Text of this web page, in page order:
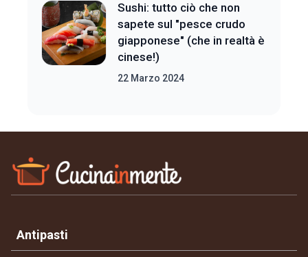
Sushi: tutto ciò che non
sapete sul "pesce crudo
giapponese" (che in realtà è
cinese!)
22 Marzo 2024
Antipasti